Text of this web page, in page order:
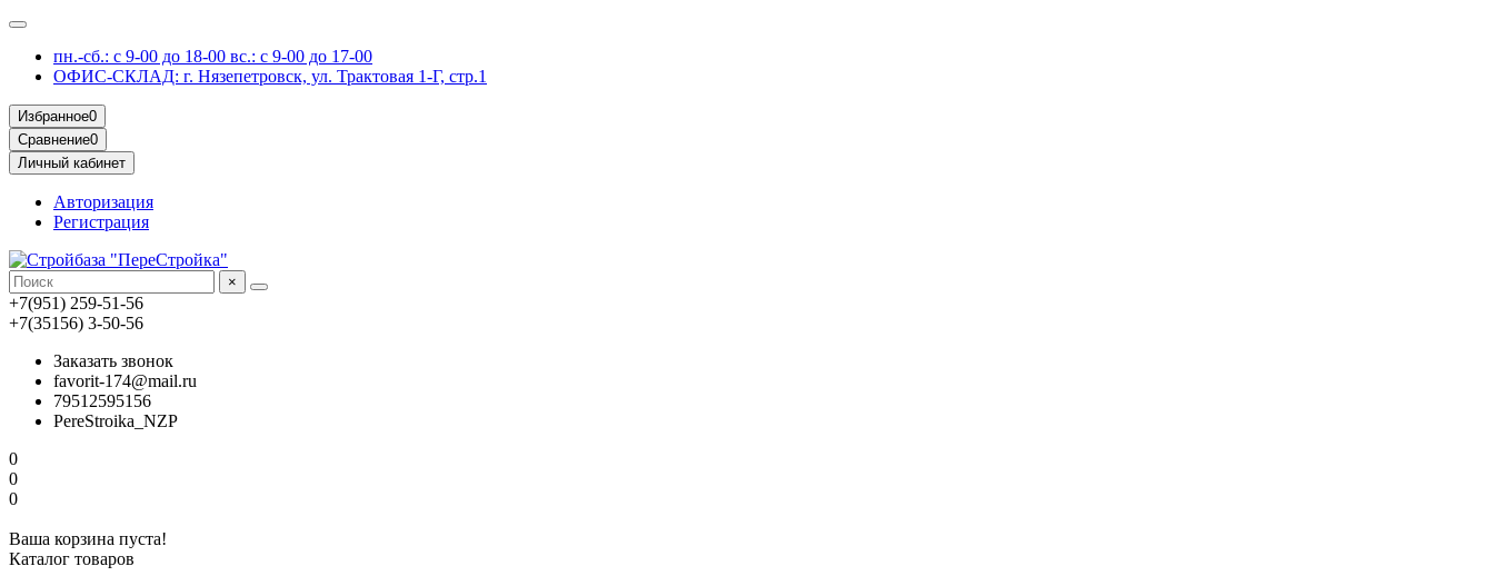
пн.-сб.: с 9-00 до 18-00 вс.: с 9-00 до 17-00
ОФИС-СКЛАД: г. Нязепетровск, ул. Трактовая 1-Г, стр.1
Избранное0
Сравнение0
Личный кабинет
Авторизация
Регистрация
×
+7(951) 259-51-56
+7(35156) 3-50-56
Заказать звонок
favorit-174@mail.ru
79512595156
PereStroika_NZP
0
0
0
Ваша корзина пуста!
Каталог товаров